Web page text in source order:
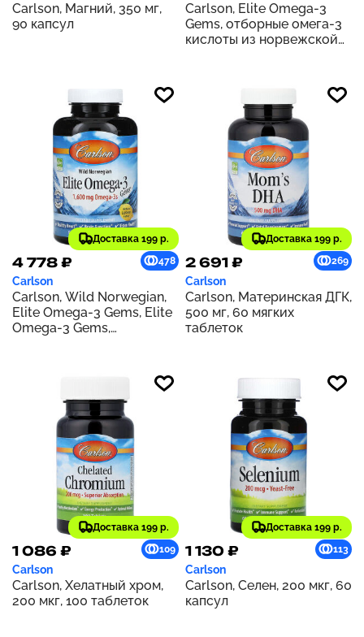
Carlson, Магний, 350 мг,
90 капсул
Carlson, Elite Omega-3
Gems, отборные омега-3
кислоты из норвежской
вкус, 1600 мг, 120 капсул
(800 мг в 1 капсуле)
Доставка 199 р.
4 778 ₽ 478
Carlson
Carlson, Wild Norwegian,
Elite Omega-3 Gems, Elite
Omega-3 Gems,
(800 мг в одной капсуле)
Доставка 199 р.
2 691 ₽ 269
Carlson
Carlson, Материнская ДГК,
500 мг, 60 мягких
таблеток
Доставка 199 р.
1 086 ₽ 109
Carlson
Carlson, Хелатный хром,
200 мкг, 100 таблеток
Доставка 199 р.
1 130 ₽ 113
Carlson
Carlson, Селен, 200 мкг, 60
капсул